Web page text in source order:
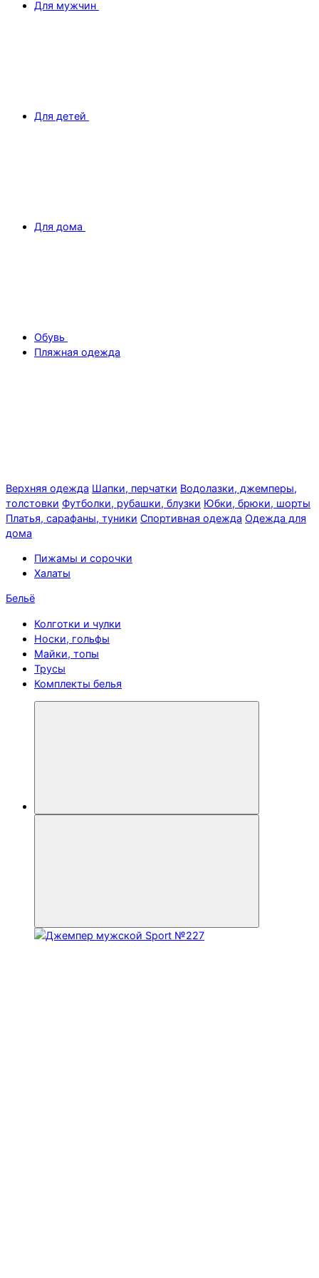
Для мужчин
Для детей
Для дома
Обувь
Пляжная одежда
Верхняя одежда Шапки, перчатки Водолазки, джемперы,
толстовки Футболки, рубашки, блузки Юбки, брюки, шорты
Платья, сарафаны, туники Спортивная одежда Одежда для
дома
Пижамы и сорочки
Халаты
Бельё
Колготки и чулки
Носки, гольфы
Майки, топы
Трусы
Комплекты белья